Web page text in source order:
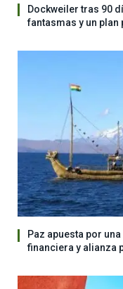
Dockweiler tras 90
fantasmas y un plan
Paz apuesta por
financiera y alianza